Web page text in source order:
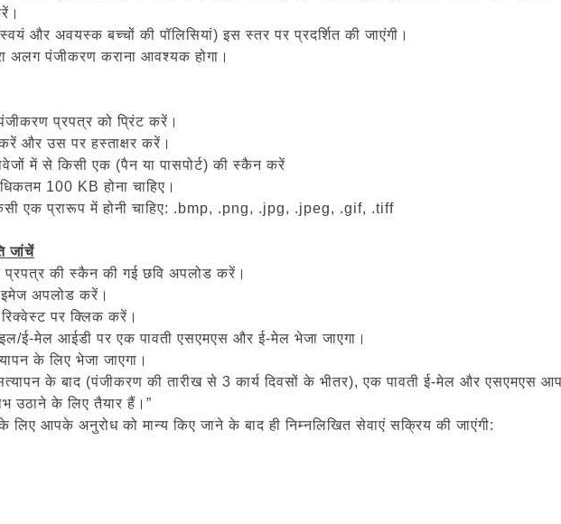
और अवयस्क बच्चों की पॉलिसियां) इस स्तर पर प्रदर्शित की जाएंगी।
अलग पंजीकरण कराना आवश्यक होगा।
प्रपत्र को प्रिंट करें।
और उस पर हस्ताक्षर करें।
में से किसी एक (पैन या पासपोर्ट) की स्कैन करें
100 KB होना चाहिए।
एक प्रारूप में होनी चाहिए: .bmp, .png, .jpg, .jpeg, .gif, .tiff
जांचें
प्रपत्र की स्कैन की गई छवि अपलोड करें।
इमेज अपलोड करें।
पर क्लिक करें।
ई-मेल आईडी पर एक पावती एसएमएस और ई-मेल भेजा जाएगा।
के लिए भेजा जाएगा।
सत्यापन के बाद (पंजीकरण की तारीख से 3 कार्य दिवसों के भीतर), एक पावती ई-मेल और एसएमएस
उठाने के लिए तैयार हैं।”
के लिए आपके अनुरोध को मान्य किए जाने के बाद ही निम्नलिखित सेवाएं सक्रिय की जाएंगी: